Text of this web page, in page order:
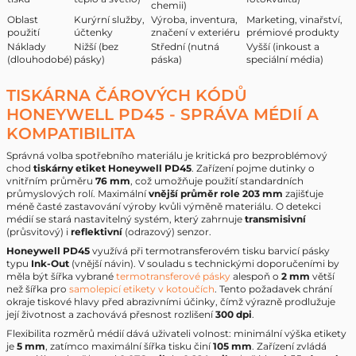
chemii)
Oblast
použití
Kurýrní služby,
účtenky
Výroba, inventura,
značení v exteriéru
Marketing, vinařství,
prémiové produkty
Náklady
(dlouhodobé)
Nižší (bez
pásky)
Střední (nutná
páska)
Vyšší (inkoust a
speciální média)
TISKÁRNA ČÁROVÝCH KÓDŮ
HONEYWELL PD45 - SPRÁVA MÉDIÍ A
KOMPATIBILITA
Správná volba spotřebního materiálu je kritická pro bezproblémový
chod tiskárny etiket Honeywell PD45. Zařízení pojme dutinky o
vnitřním průměru 76 mm, což umožňuje použití standardních
průmyslových rolí. Maximálnívnější průměr role 203 mm zajišťuje
méně časté zastavování výroby kvůli výměně materiálu. O detekci
médií se stará nastavitelný systém, který zahrnuje transmisivní
(průsvitový) i reflektivní (odrazový) senzor.
Honeywell PD45 využívá při termotransferovém tisku barvicí pásky
typu Ink-Out (vnější návin). V souladu s technickými doporučeními by
měla být šířka vybrané termotransferové pásky alespoň o 2 mm větší
než šířka pro samolepicí etikety v kotoučích. Tento požadavek chrání
okraje tiskové hlavy před abrazivními účinky, čímž výrazně prodlužuje
její životnost a zachovává přesnost rozlišení300 dpi.
Flexibilita rozměrů médií dává uživateli volnost: minimální výška etikety
je 5 mm, zatímco maximální šířka tisku činí105 mm. Zařízení zvládá